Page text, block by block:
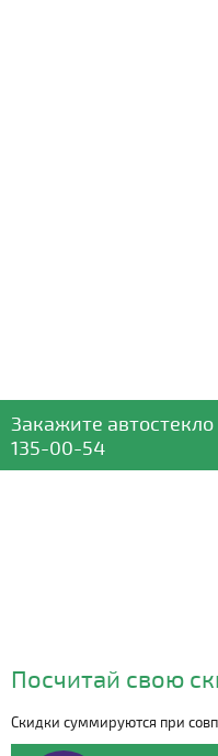
Закажите автостекло
135-00-54
Видео
Посчитай свою
Скидки суммируются при